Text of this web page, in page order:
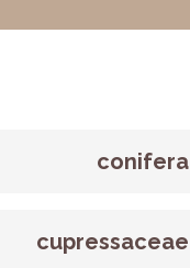
conifera
cupressaceae